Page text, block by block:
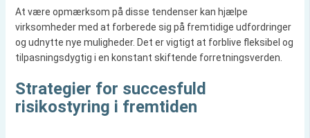
At være opmærksom på disse tendenser kan hjælpe
virksomheder med at forberede sig på fremtidige udfordringer
og udnytte nye muligheder. Det er vigtigt at forblive fleksibel og
tilpasningsdygtig i en konstant skiftende forretningsverden.
Strategier for succesfuld
risikostyring i fremtiden